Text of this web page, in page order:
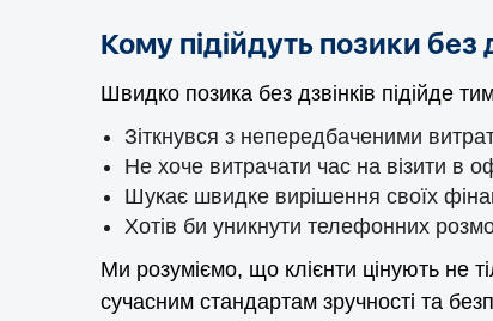
Кому підійдуть позики без
Швидко позика без дзвінків підійде
Зіткнувся з непередбаченими
Не хоче витрачати час на візити в
Шукає швидке вирішення своїх
Хотів би уникнути телефонних
Ми розуміємо, що клієнти цінують не
сучасним стандартам зручності та